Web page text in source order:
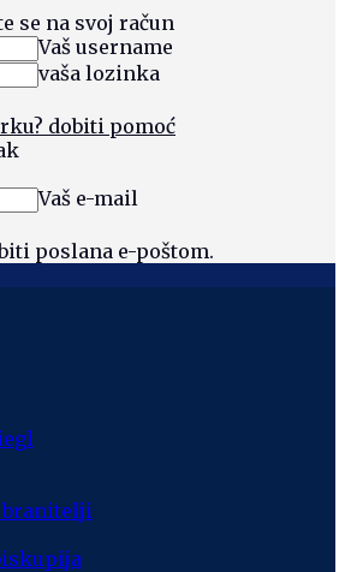
se na svoj račun
Vaš username
vaša lozinka
dobiti pomoć
Vaš e-mail
poslana e-poštom.